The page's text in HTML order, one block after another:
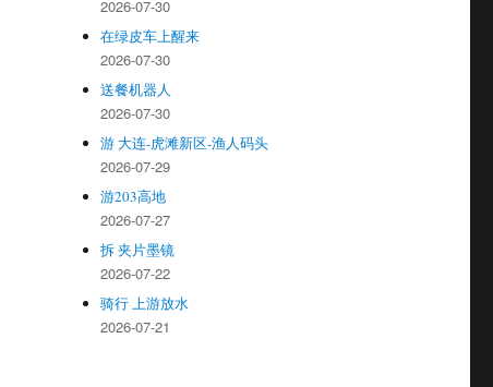
2026-07-30
在绿皮车上醒来
2026-07-30
送餐机器人
2026-07-30
游 大连-虎滩新区-渔人码头
2026-07-29
游203高地
2026-07-27
拆 夹片墨镜
2026-07-22
骑行 上游放水
2026-07-21